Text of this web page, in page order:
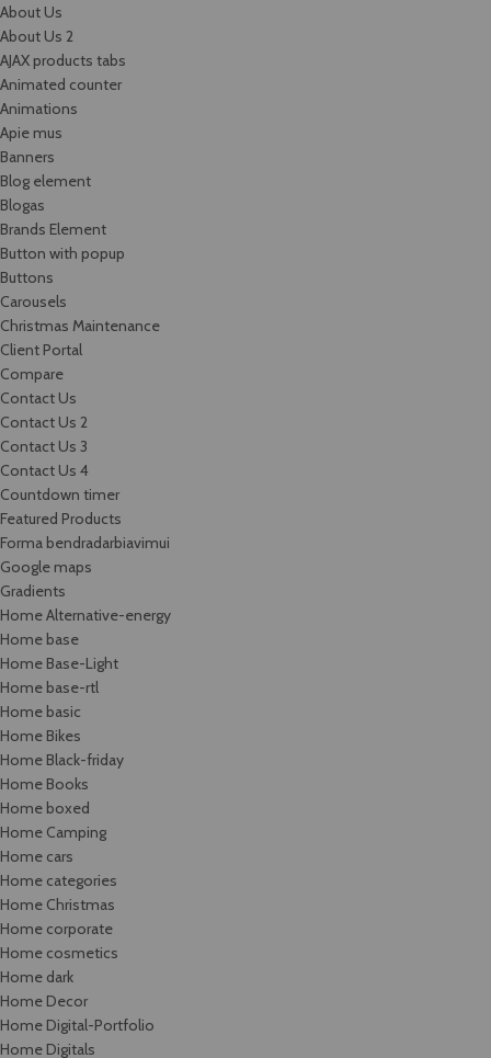
About Us
About Us 2
AJAX products tabs
Animated counter
Animations
Apie mus
Banners
Blog element
Blogas
Brands Element
Button with popup
Buttons
Carousels
Christmas Maintenance
Client Portal
Compare
Contact Us
Contact Us 2
Contact Us 3
Contact Us 4
Countdown timer
Featured Products
Forma bendradarbiavimui
Google maps
Gradients
Home Alternative-energy
Home base
Home Base-Light
Home base-rtl
Home basic
Home Bikes
Home Black-friday
Home Books
Home boxed
Home Camping
Home cars
Home categories
Home Christmas
Home corporate
Home cosmetics
Home dark
Home Decor
Home Digital-Portfolio
Home Digitals